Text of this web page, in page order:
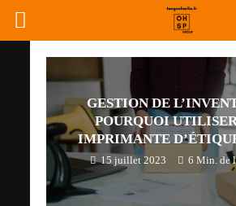
GESTION DE
POURQUOI
IMPRIMANTE
15 juillet 2023 6 Min. de